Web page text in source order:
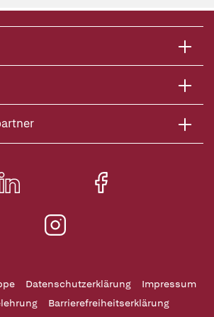
Datenschutzerklärung
Impressum
Barrierefreiheitserklärung